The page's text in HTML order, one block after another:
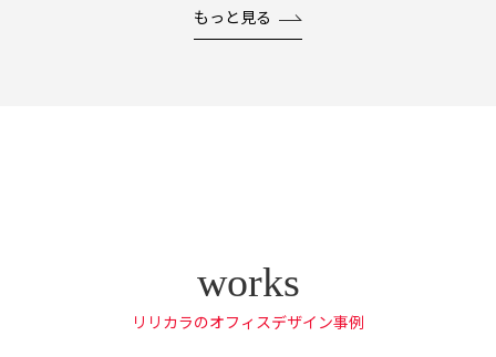
もっと見る
リリカラのオフィスデザイン事例